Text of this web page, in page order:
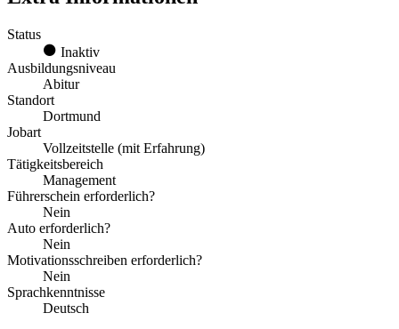
Status
Inaktiv
Ausbildungsniveau
Abitur
Standort
Dortmund
Jobart
Vollzeitstelle (mit Erfahrung)
Tätigkeitsbereich
Management
Führerschein erforderlich?
Nein
Auto erforderlich?
Nein
Motivationsschreiben erforderlich?
Nein
Sprachkenntnisse
Deutsch